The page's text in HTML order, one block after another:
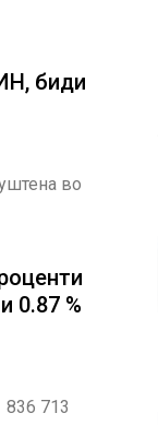
биди
во
0.87 %
836 713